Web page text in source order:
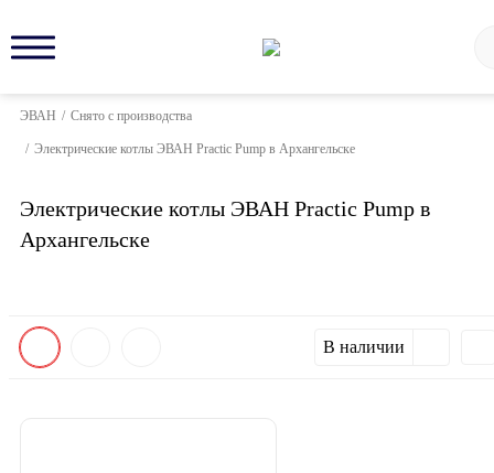
ЭВАН / Снято с производства
/ Электрические котлы ЭВАН Practic Pump в Архангельске
Электрические котлы ЭВАН Practic Pump в
Архангельске
В наличии